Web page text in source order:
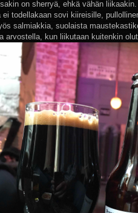
on sherryä, ehkä vähän
ei todellakaan sovi kiireisille,
salmiakkia, suolaista
arvostella, kun liikutaan kuitenkin